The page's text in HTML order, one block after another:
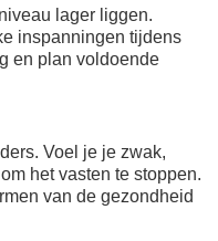
lager liggen.
inspanningen tijdens
en plan voldoende
Voel je je zwak,
het vasten te stoppen.
van de gezondheid